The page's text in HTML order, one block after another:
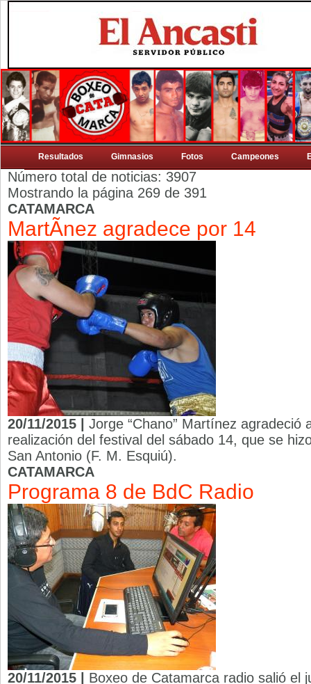
Resultados Gimnasios Fotos Campeones
Número total de noticias: 3907
Mostrando la página 269 de 391
CATAMARCA
MartÃ­nez agradece por 14
20/11/2015 | Jorge “Chano” Martínez agradeció
realización del festival del sábado 14, que se
San Antonio (F. M. Esquiú).
CATAMARCA
Programa 8 de BdC Radio
20/11/2015 | Boxeo de Catamarca radio salió el